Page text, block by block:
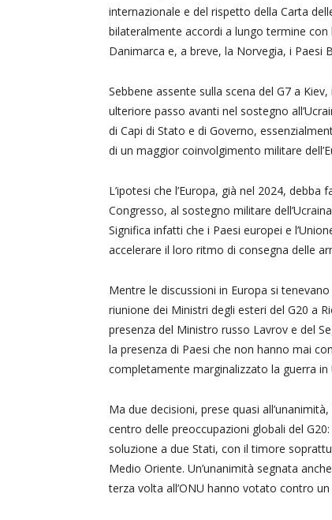
internazionale e del rispetto della Carta
bilateralmente accordi a lungo termine con
Danimarca e, a breve, la Norvegia, i Paesi
Sebbene assente sulla scena del G7 a
ulteriore passo avanti nel sostegno
di Capi di Stato e di Governo,
di un maggior coinvolgimento militare
L’ipotesi che l’Europa, già nel 2024,
Congresso, al sostegno militare
Significa infatti che i Paesi europei e
accelerare il loro ritmo di consegna delle
Mentre le discussioni in Europa si
riunione dei Ministri degli esteri del G20 a
presenza del Ministro russo Lavrov e del
la presenza di Paesi che non hanno mai
completamente marginalizzato la guerra
Ma due decisioni, prese quasi
centro delle preoccupazioni globali del
soluzione a due Stati, con il timore
Medio Oriente. Un’unanimità segnata
terza volta all’ONU hanno votato contro